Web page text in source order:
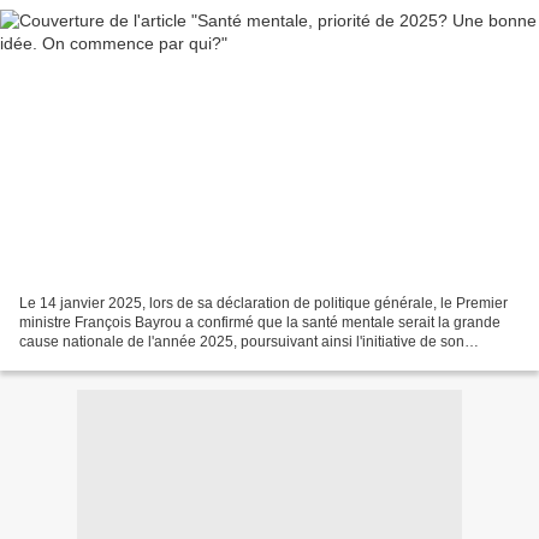
Le 14 janvier 2025, lors de sa déclaration de politique générale, le Premier
ministre François Bayrou a confirmé que la santé mentale serait la grande
cause nationale de l'année 2025, poursuivant ainsi l'initiative de son